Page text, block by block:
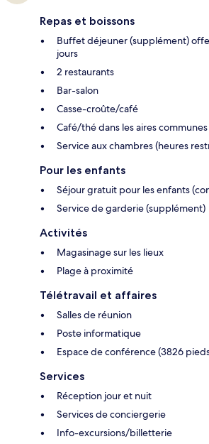
Repas et boissons
Buffet déjeuner (supplément)
jours
2 restaurants
Bar-salon
Casse-croûte/café
Café/thé dans les aires communes
Service aux chambres (heures
Pour les enfants
Séjour gratuit pour les enfants
Service de garderie (supplément)
Activités
Magasinage sur les lieux
Plage à proximité
Télétravail et affaires
Salles de réunion
Poste informatique
Espace de conférence (3826
Services
Réception jour et nuit
Services de conciergerie
Info-excursions/billetterie